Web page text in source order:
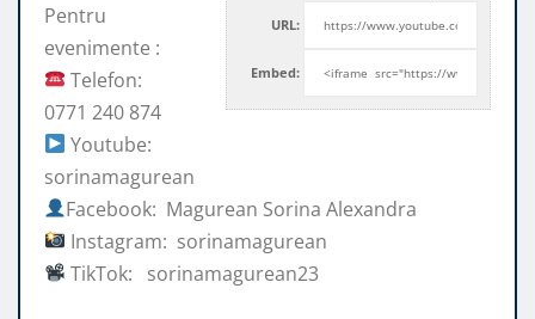
URL:
Embed:
Pentru
evenimente :
Telefon:
0771 240 874
Youtube:
sorinamagurean
Facebook: Magurean Sorina Alexandra
Instagram: sorinamagurean
TikTok: sorinamagurean23